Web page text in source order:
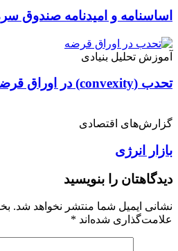
اساسنامه و امیدنامه صندوق
آموزش تحلیل بنیادی
تحدب (convexity) در اوراق قرضه چیست؟ صفر تا صد
گزارش‌های اقتصادی
بازار انرژی
دیدگاهتان را بنویسید
نشانی ایمیل شما منتشر نخواهد شد.
علامت‌گذاری شده‌اند *